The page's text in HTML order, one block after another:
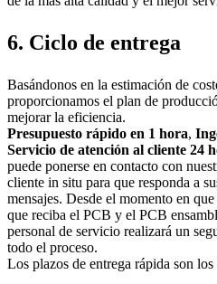
6. Ciclo de entrega
Basándonos en la estimación de
proporcionamos el plan de
mejorar la eficiencia.
Presupuesto rápido en 1 hora,
Servicio de atención al cliente 24
puede ponerse en contacto con
cliente in situ para que responda a
mensajes. Desde el momento en
que reciba el PCB y el PCB
personal de servicio realizará un
todo el proceso.
Los plazos de entrega rápida son los